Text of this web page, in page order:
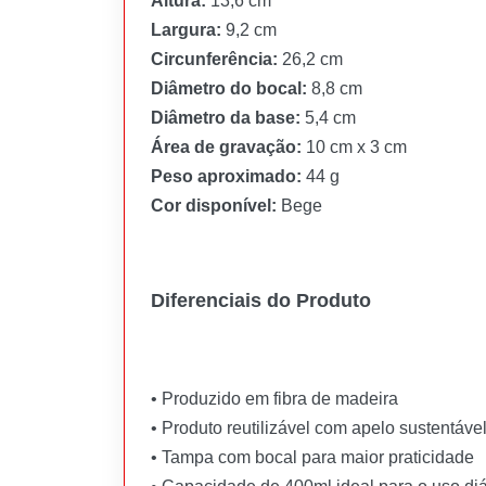
Largura: 9,2 cm
Circunferência: 26,2 cm
Diâmetro do bocal: 8,8 cm
Diâmetro da base: 5,4 cm
Área de gravação: 10 cm x 3 cm
Peso aproximado: 44 g
Cor disponível: Bege
Diferenciais do Produto
• Produzido em fibra de madeira
• Produto reutilizável com apelo sustentável
• Tampa com bocal para maior praticidade